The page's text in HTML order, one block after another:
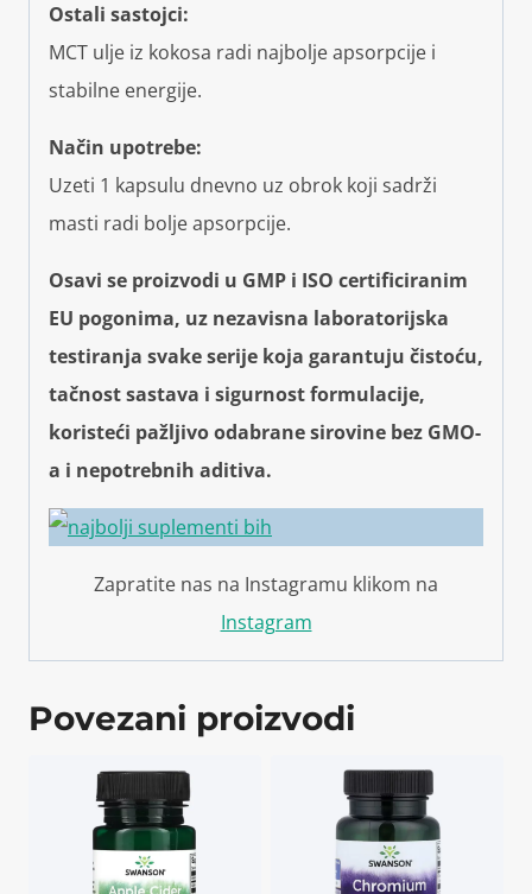
Ostali sastojci:
MCT ulje iz kokosa radi najbolje apsorpcije i
stabilne energije.
Način upotrebe:
Uzeti 1 kapsulu dnevno uz obrok koji sadrži
masti radi bolje apsorpcije.
Osavi se proizvodi u GMP i ISO certificiranim
EU pogonima, uz nezavisna laboratorijska
testiranja svake serije koja garantuju čistoću,
tačnost sastava i sigurnost formulacije,
koristeći pažljivo odabrane sirovine bez GMO-
a i nepotrebnih aditiva.
Zapratite nas na Instagramu klikom na
Instagram
Povezani proizvodi